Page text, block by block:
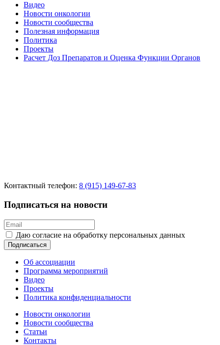
Видео
Новости онкологии
Новости сообщества
Полезная информация
Политика
Проекты
Расчет Доз Препаратов и Оценка Функции Органов
Контактный телефон: 8 (915) 149-67-83
Подписаться на новости
Даю согласие на обработку персональных данных
Подписаться
Об ассоциации
Программа мероприятий
Видео
Проекты
Политика конфиденциальности
Новости онкологии
Новости сообщества
Статьи
Контакты